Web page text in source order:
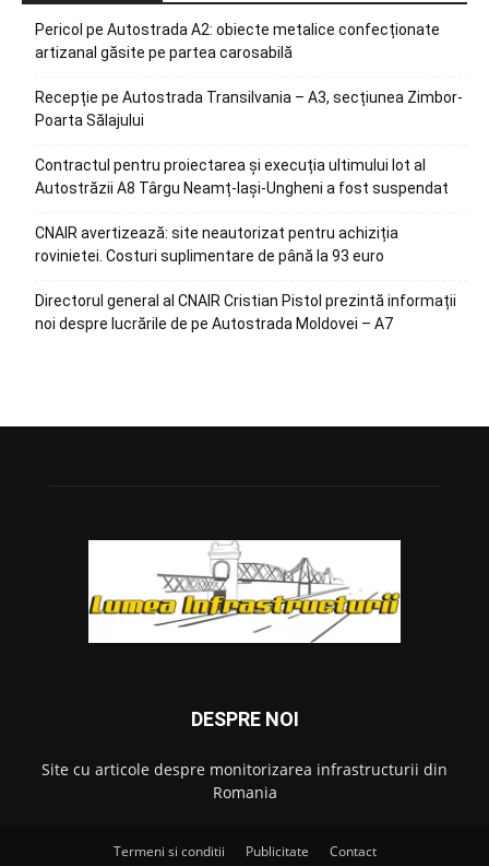
Pericol pe Autostrada A2: obiecte metalice confecționate
artizanal găsite pe partea carosabilă
Recepție pe Autostrada Transilvania – A3, secțiunea Zimbor-
Poarta Sălajului
Contractul pentru proiectarea și execuția ultimului lot al
Autostrăzii A8 Târgu Neamț-Iași-Ungheni a fost suspendat
CNAIR avertizează: site neautorizat pentru achiziția
rovinietei. Costuri suplimentare de până la 93 euro
Directorul general al CNAIR Cristian Pistol prezintă informații
noi despre lucrările de pe Autostrada Moldovei – A7
DESPRE NOI
Site cu articole despre monitorizarea infrastructurii din
Romania
Termeni si conditii Publicitate Contact